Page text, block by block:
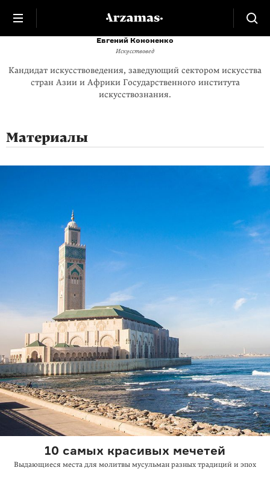
Евгений Кононенко
Искусствовед
Кандидат искусствоведения, заведующий сектором искусства
стран Азии и Африки Государственного института
искусствознания.
Материалы
10 самых красивых мечетей
Выдающиеся места для молитвы мусульман разных традиций и эпох